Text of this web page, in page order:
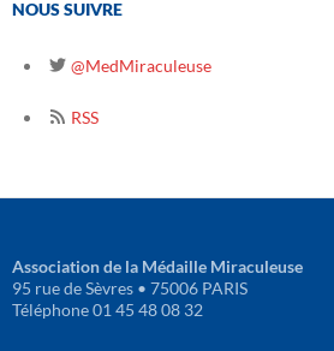
NOUS SUIVRE
@MedMiraculeuse
RSS
Association de la Médaille Miraculeuse
95 rue de Sèvres • 75006 PARIS
Téléphone 01 45 48 08 32